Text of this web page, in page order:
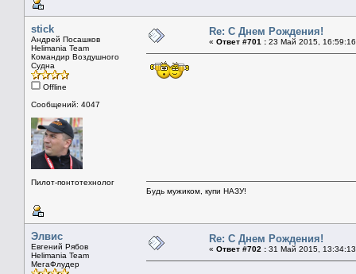
stick
Андрей Посашков
Helimania Team
Командир Воздушного
Судна
Offline
Сообщений: 4047
Пилот-понтотехнолог
Re: С Днем Рождения!
« Ответ #701 : 23 Май 2015,
Будь мужиком, купи НАЗУ!
Элвис
Евгений Рябов
Helimania Team
МегаФлудер
Re: С Днем Рождения!
« Ответ #702 : 31 Май 2015,